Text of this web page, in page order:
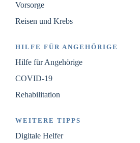
Vorsorge
Reisen und Krebs
HILFE FÜR ANGEHÖRIGE
Hilfe für Angehörige
COVID-19
Rehabilitation
WEITERE TIPPS
Digitale Helfer